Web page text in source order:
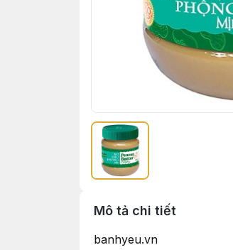
Mô tả chi tiết
banhyeu.vn